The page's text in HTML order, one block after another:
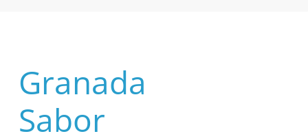
Granada
Sabor